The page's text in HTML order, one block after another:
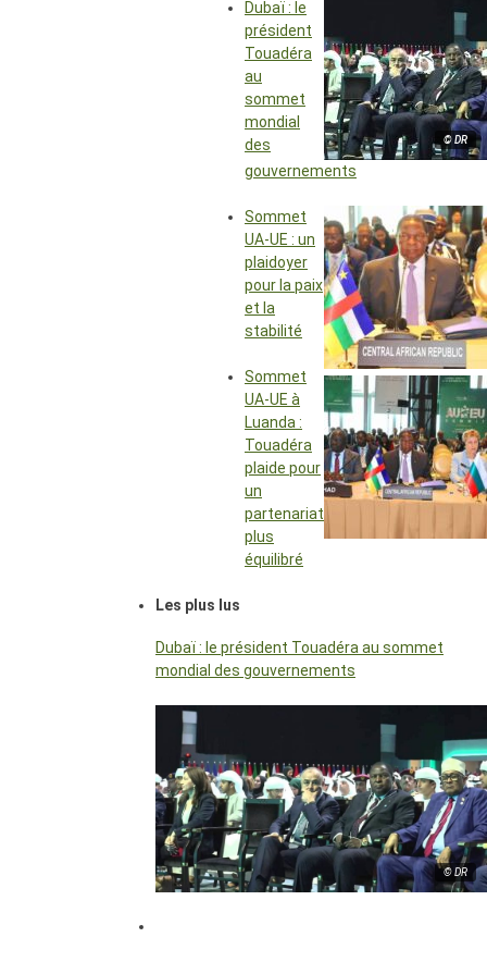
© DR
Dubaï : le
président
Touadéra
au
sommet
mondial
des
gouvernements
Sommet
UA-UE : un
plaidoyer
pour la paix
et la
stabilité
Sommet
UA-UE à
Luanda :
Touadéra
plaide pour
un
partenariat
plus
équilibré
Les plus lus
Dubaï : le président Touadéra au sommet
mondial des gouvernements
© DR